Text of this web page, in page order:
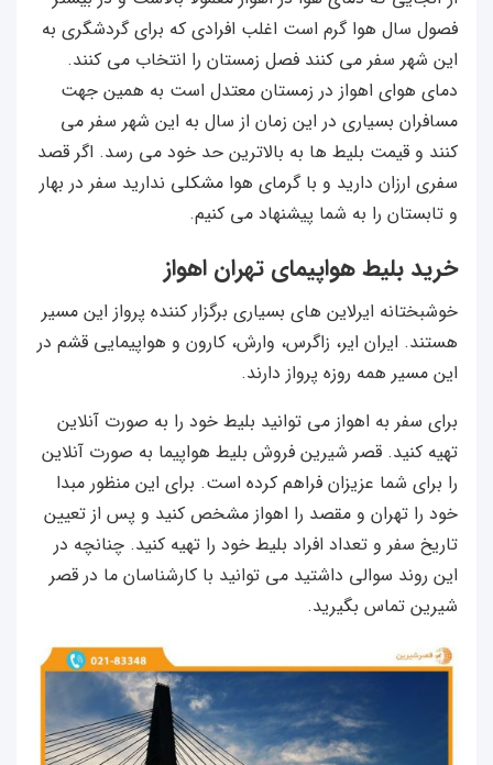
فصول سال هوا گرم است اغلب افرادی که برای گردشگری به
این شهر سفر می کنند فصل زمستان را انتخاب می کنند.
دمای هوای اهواز در زمستان معتدل است به همین جهت
مسافران بسیاری در این زمان از سال به این شهر سفر می
کنند و قیمت بلیط ها به بالاترین حد خود می رسد. اگر قصد
سفری ارزان دارید و با گرمای هوا مشکلی ندارید سفر در بهار
و تابستان را به شما پیشنهاد می کنیم.
خرید بلیط هواپیمای تهران اهواز
خوشبختانه ایرلاین های بسیاری برگزار کننده پرواز این مسیر
هستند. ایران ایر، زاگرس، وارش، کارون و هواپیمایی قشم در
این مسیر همه روزه پرواز دارند.
برای سفر به اهواز می توانید بلیط خود را به صورت آنلاین
تهیه کنید. قصر شیرین فروش بلیط هواپیما به صورت آنلاین
را برای شما عزیزان فراهم کرده است. برای این منظور مبدا
خود را تهران و مقصد را اهواز مشخص کنید و پس از تعیین
تاریخ سفر و تعداد افراد بلیط خود را تهیه کنید. چنانچه در
این روند سوالی داشتید می توانید با کارشناسان ما در قصر
شیرین تماس بگیرید.